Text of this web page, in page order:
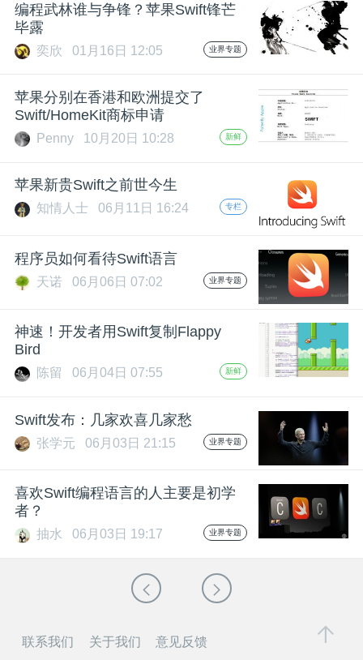
编程武林谁与争锋？苹果Swift锋芒
毕露
奕欣 01月16日 12:05 业界专题
苹果分别在香港和欧洲提交了
Swift/HomeKit商标申请
Penny 10月20日 10:28 新鲜
苹果新贵Swift之前世今生
知情人士 06月11日 16:24 专栏
程序员如何看待Swift语言
天诺 06月06日 07:02 业界专题
神速！开发者用Swift复制Flappy
Bird
陈留 06月04日 07:55 新鲜
Swift发布：几家欢喜几家愁
张学元 06月03日 21:15 业界专题
喜欢Swift编程语言的人主要是初学
者？
抽水 06月03日 19:17 业界专题
联系我们 关于我们 意见反馈